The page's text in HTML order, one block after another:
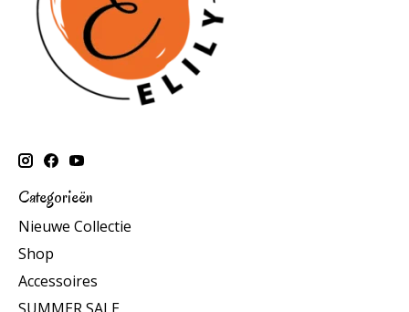
Categorieën
Nieuwe Collectie
Shop
Accessoires